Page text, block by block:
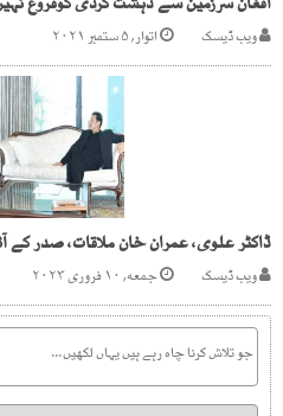
ویب ڈیسک اتوار, ۵ ستمبر ۲۰۲۱
ڈاکٹر علوی، عمران خان ملاقات، صدر کے
ویب ڈیسک جمعه, ۱۰ فروری ۲۰۲۳